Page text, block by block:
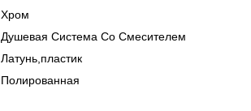
Хром
Душевая Система Со Смесителем
Латунь,пластик
Полированная